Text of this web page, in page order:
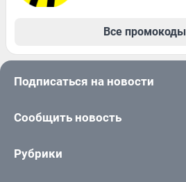
Все промокоды
Подписаться на новости
Сообщить новость
Рубрики